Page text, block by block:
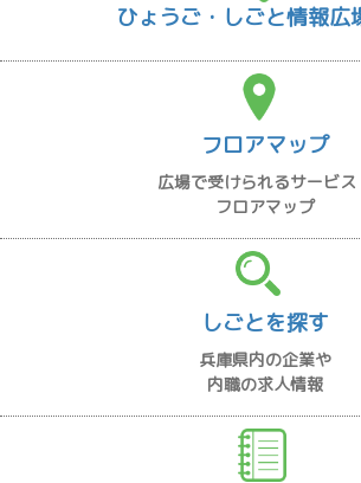
ひょうご・しごと情報広
フロアマップ
広場で受けられるサービス
フロアマップ
しごとを探す
兵庫県内の企業や
内職の求人情報